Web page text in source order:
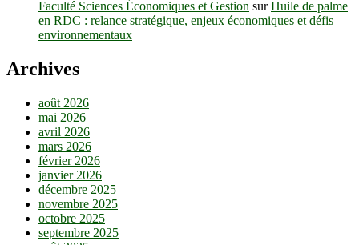
Faculté Sciences Économiques et Gestion surHuile de palme
en RDC : relance stratégique, enjeux économiques et défis
environnementaux
Archives
août 2026
mai 2026
avril 2026
mars 2026
février 2026
janvier 2026
décembre 2025
novembre 2025
octobre 2025
septembre 2025